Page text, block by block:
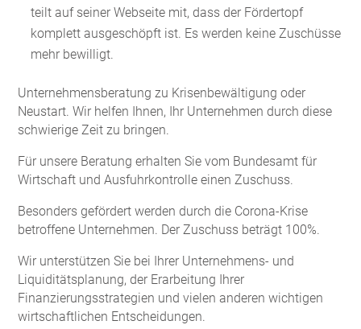
teilt auf seiner Webseite mit, dass der Fördertopf
komplett ausgeschöpft ist. Es werden keine Zuschüsse
mehr bewilligt.
Unternehmensberatung zu Krisenbewältigung oder
Neustart. Wir helfen Ihnen, Ihr Unternehmen durch diese
schwierige Zeit zu bringen.
Für unsere Beratung erhalten Sie vom Bundesamt für
Wirtschaft und Ausfuhrkontrolle einen Zuschuss.
Besonders gefördert werden durch die Corona-Krise
betroffene Unternehmen. Der Zuschuss beträgt 100%.
Wir unterstützen Sie bei Ihrer Unternehmens- und
Liquiditätsplanung, der Erarbeitung Ihrer
Finanzierungsstrategien und vielen anderen wichtigen
wirtschaftlichen Entscheidungen.